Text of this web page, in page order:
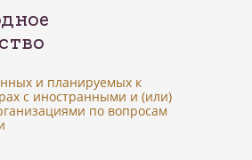
и планируемых к
с иностранными и (или)
по вопросам